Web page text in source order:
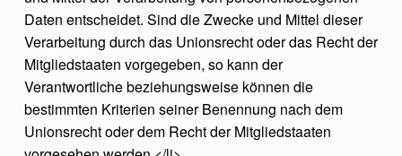
Daten entscheidet. Sind die Zwecke und Mittel dieser
Verarbeitung durch das Unionsrecht oder das Recht der
Mitgliedstaaten vorgegeben, so kann der
Verantwortliche beziehungsweise können die
bestimmten Kriterien seiner Benennung nach dem
Unionsrecht oder dem Recht der Mitgliedstaaten